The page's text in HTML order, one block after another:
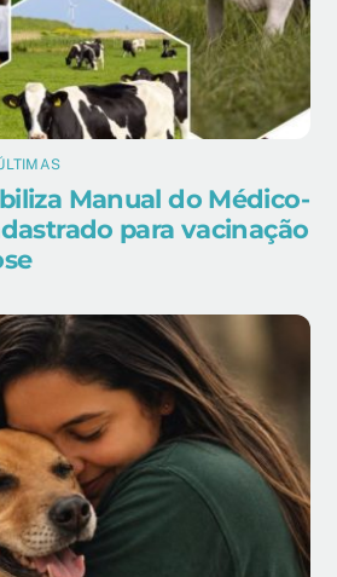
Manual do Médico-
para vacinação